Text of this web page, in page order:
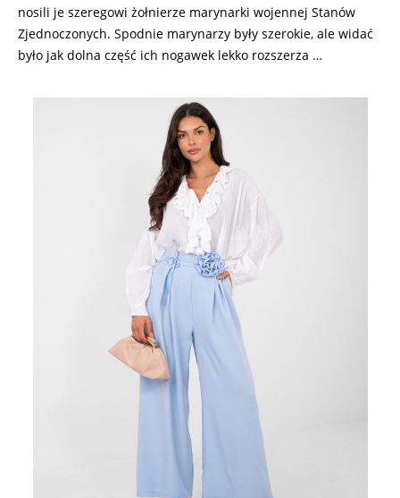
nosili je szeregowi żołnierze marynarki wojennej Stanów
Zjednoczonych. Spodnie marynarzy były szerokie, ale widać
było jak dolna część ich nogawek lekko rozszerza …